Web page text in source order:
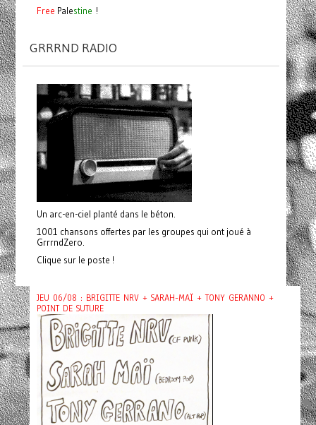
Free Palestine !
GRRRND RADIO
Un arc-en-ciel planté dans le béton.
1001 chansons offertes par les groupes qui ont joué à
GrrrndZero.
Clique sur le poste !
JEU 06/08 : BRIGITTE NRV + SARAH-MAÏ + TONY GERANNO +
POINT DE SUTURE